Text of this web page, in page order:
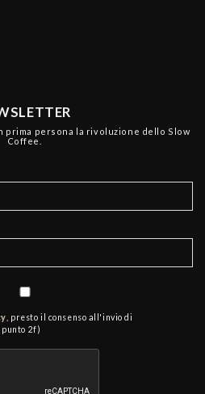
persona la rivoluzione dello Slow
Coffee.
, presto il consenso all'invio di
2f)